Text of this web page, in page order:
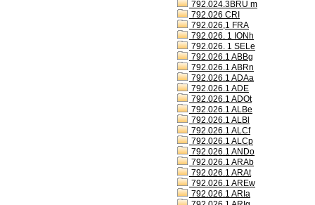
792.024.3BRU m
792.026 CRI
792.026,1 FRA
792.026. 1 IONh
792.026. 1 SELe
792.026.1 ABBg
792.026.1 ABRn
792.026.1 ADAa
792.026.1 ADE
792.026.1 ADOt
792.026.1 ALBe
792.026.1 ALBl
792.026.1 ALCf
792.026.1 ALCp
792.026.1 ANDo
792.026.1 ARAb
792.026.1 ARAt
792.026.1 AREw
792.026.1 ARIa